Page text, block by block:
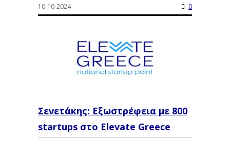
10-10-2024 0
Σενετάκης: Εξωστρέφεια με 800
startups στο Elevate Greece